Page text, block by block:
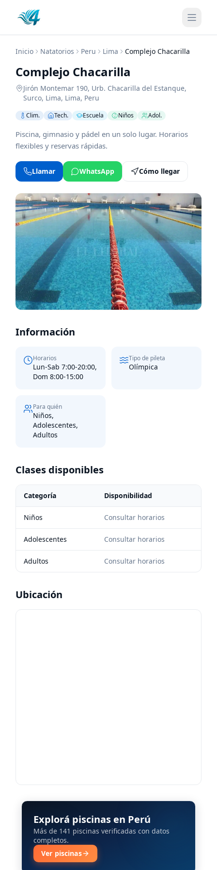
Inicio Natatorios Peru Lima Complejo Chacarilla
Complejo Chacarilla
Jirón Montemar 190, Urb. Chacarilla del Estanque,
Surco, Lima, Lima, Peru
Clim. Tech. Escuela Niños Adol.
Piscina, gimnasio y pádel en un solo lugar. Horarios
flexibles y reservas rápidas.
Llamar WhatsApp Cómo llegar
Información
Horarios
Lun-Sab 7:00-20:00,
Dom 8:00-15:00
Tipo de pileta
Olímpica
Para quién
Niños,
Adolescentes,
Adultos
Clases disponibles
Categoría Disponibilidad
Niños Consultar horarios
Adolescentes Consultar horarios
Adultos Consultar horarios
Ubicación
Explorá piscinas en Perú
Más de 141 piscinas verificadas con datos
completos.
Ver piscinas